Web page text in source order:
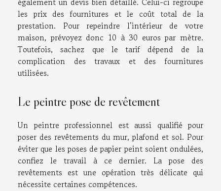
les prix des fournitures et le coût total de la
prestation. Pour repeindre l’intérieur de votre
maison, prévoyez donc 10 à 30 euros par mètre.
Toutefois, sachez que le tarif dépend de la
complication des travaux et des fournitures
utilisées.
Le peintre pose de revêtement
Un peintre professionnel est aussi qualifié pour
poser des revêtements du mur, plafond et sol. Pour
éviter que les poses de papier peint soient ondulées,
confiez le travail à ce dernier. La pose des
revêtements est une opération très délicate qui
nécessite certaines compétences.